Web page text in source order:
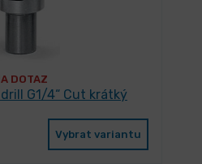
DOTAZ
G1/4“ Cut krátký
Vybrat variantu